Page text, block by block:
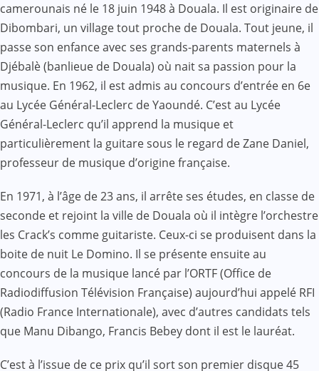
camerounais né le 18 juin 1948 à Douala. Il est originaire de
Dibombari, un village tout proche de Douala. Tout jeune, il
passe son enfance avec ses grands-parents maternels à
Djébalè (banlieue de Douala) où nait sa passion pour la
musique. En 1962, il est admis au concours d’entrée en 6e
au Lycée Général-Leclerc de Yaoundé. C’est au Lycée
Général-Leclerc qu’il apprend la musique et
particulièrement la guitare sous le regard de Zane Daniel,
professeur de musique d’origine française.
En 1971, à l’âge de 23 ans, il arrête ses études, en classe de
seconde et rejoint la ville de Douala où il intègre l’orchestre
les Crack’s comme guitariste. Ceux-ci se produisent dans la
boite de nuit Le Domino. Il se présente ensuite au
concours de la musique lancé par l’ORTF (Office de
Radiodiffusion Télévision Française) aujourd’hui appelé RFI
(Radio France Internationale), avec d’autres candidats tels
que Manu Dibango, Francis Bebey dont il est le lauréat.
C’est à l’issue de ce prix qu’il sort son premier disque 45